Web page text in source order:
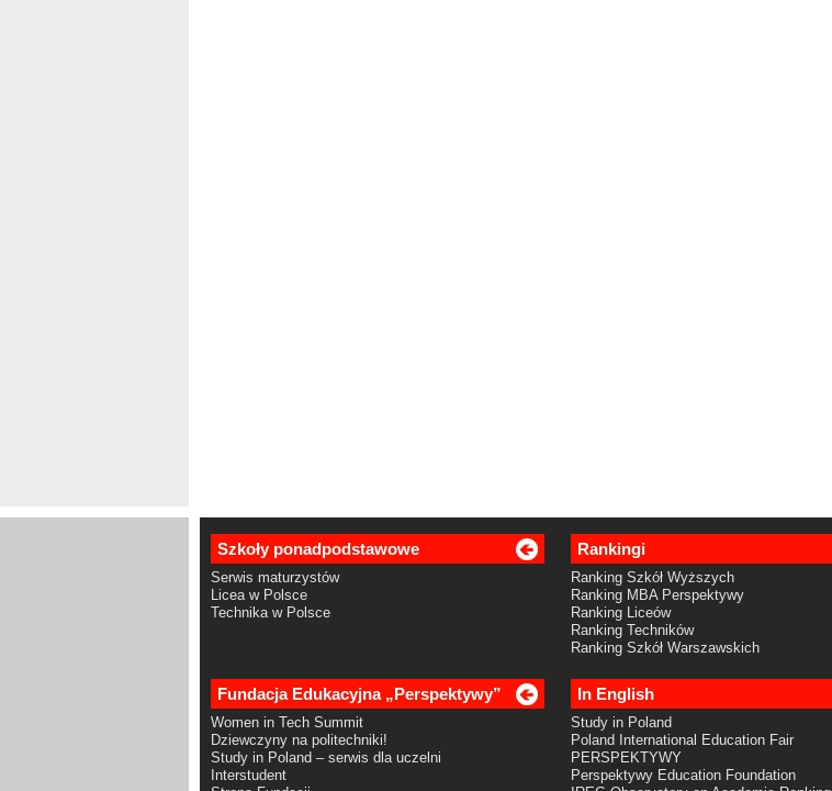
Szkoły ponadpodstawowe
Serwis maturzystów
Licea w Polsce
Technika w Polsce
Rankingi
Ranking Szkół Wyższych
Ranking MBA Perspektywy
Ranking Liceów
Ranking Techników
Ranking Szkół Warszawskich
Fundacja Edukacyjna „Perspektywy”
Women in Tech Summit
Dziewczyny na politechniki!
Study in Poland – serwis dla uczelni
Interstudent
In English
Study in Poland
Poland International Education Fair
PERSPEKTYWY
Perspektywy Education Foundation